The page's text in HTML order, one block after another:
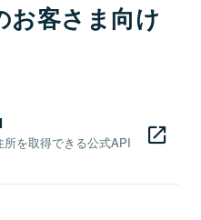
お客さま向け
を取得できる公式API